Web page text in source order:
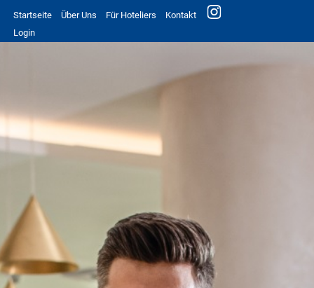
Startseite Über Uns Für Hoteliers
Kontakt
Login